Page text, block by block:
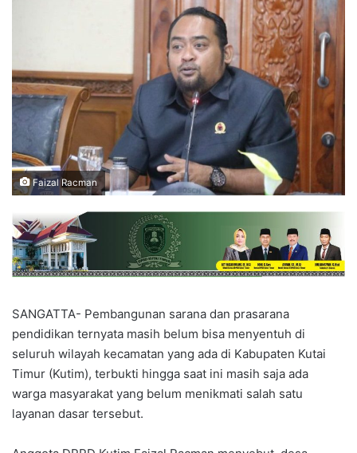
Faizal Racman
SANGATTA- Pembangunan sarana dan prasarana
pendidikan ternyata masih belum bisa menyentuh di
seluruh wilayah kecamatan yang ada di Kabupaten Kutai
Timur (Kutim), terbukti hingga saat ini masih saja ada
warga masyarakat yang belum menikmati salah satu
layanan dasar tersebut.